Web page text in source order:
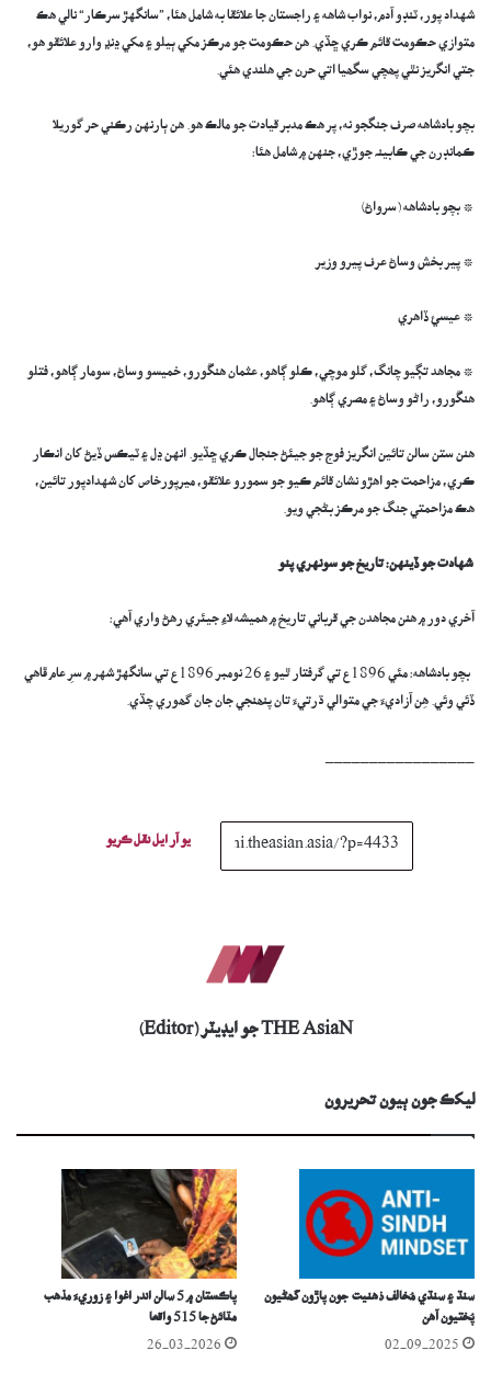
شهداد پور، ٽنڊو آدم، نواب شاهه ۽ راجستان جا علائقا به شامل هئا، ”سانگهڙ سرڪار“ نالي هڪ
متوازي حڪومت قائم ڪري ڇڏي. هن حڪومت جو مرڪز مکي ٻيلو ۽ مکي ڍنڍ وارو علائقو هو،
جتي انگريز نٿي پھچي سگھيا اتي حرن جي ھلندي ھئي.
بچو بادشاهه صرف جنگجو نه، پر هڪ مدبر قيادت جو مالڪ هو. هن ٻارنهن رڪني حر گوريلا
ڪمانڊرن جي ڪابينہ جوڙي، جنهن ۾ شامل هئا:
* بچو بادشاهه (سرواڻ)
* پير بخش وساڻ عرف پيرو وزير
* عيسئ ڏاهري
* مجاهد تڳيو چانگ، گلو موچي، ڪلو ڳاهو، عثمان هنڱورو، خميسو وساڻ، سومار ڳاهو، فتلو
هنڱورو، راڻو وساڻ ۽ مصري ڳاهو.
هنن ستن سالن تائين انگريز فوج جو جيئڻ جنجال ڪري ڇڏيو. انهن ڍل ۽ ٽيڪس ڏيڻ کان انڪار
ڪري، مزاحمت جو اهڙو نشان قائم ڪيو جو سمورو علائقو، ميرپورخاص کان شهدادپور تائين،
هڪ مزاحمتي جنگ جو مرڪز بڻجي ويو.
شهادت جو ڏينهن: تاريخ جو سونهري پنو
آخري دور ۾ هنن مجاهدن جي قرباني تاريخ ۾ هميشه لاءِ جيئري رهڻ واري آهي:
بچو بادشاهه: مئي 1896ع تي گرفتار ٿيو ۽ 26 نومبر 1896ع تي سانگهڙ شهر ۾ سرِ عام ڦاهي
ڏئي وئي. ھِن آزاديءَ جي متوالي ڌرتيءَ تان پنھنجي جان جان گھوري چڏي.
يو آر ايل نقل ڪريو
THE AsiaN جو ايڊيٽر (Editor)
ليکڪ جون ٻيون تحريرون
سنڌ ۽ سنڌي مُخالف ذھنيت جون پاڙون گھڻيون
پُختيون آھن
02-09-2025
پاڪستان ۾ 5 سالن اندر اغوا ۽ زوريءَ مذھب
مٽائڻ جا 515 واقعا
26-03-2026